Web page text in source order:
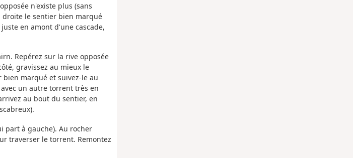
n'existe plus (sans
droite le sentier bien marqué
en amont d'une cascade,
Repérez sur la rive opposée
gravissez au mieux le
marqué et suivez-le au
un autre torrent très en
au bout du sentier, en
part à gauche). Au rocher
traverser le torrent. Remontez